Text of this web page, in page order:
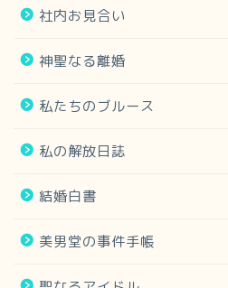
社内お見合い
神聖なる離婚
私たちのブルース
私の解放日誌
結婚白書
美男堂の事件手帳